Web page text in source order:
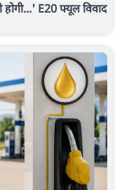
होगी...' E20 फ्यूल विवाद